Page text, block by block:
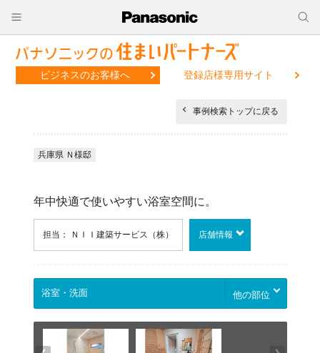
ビジネスのお客様へ 登録店様専用サイト
事例検索トップに戻る
兵庫県 Ｎ様邸
年中快適で使いやすい浴室空間に。
担当： ＮＩＩ建築サービス（株） 店舗情報
他の部位